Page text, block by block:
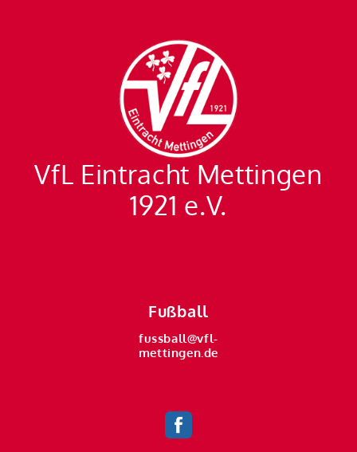
VfL Eintracht Mettingen
1921 e.V.
Fußball
fussball@vfl-
mettingen.de